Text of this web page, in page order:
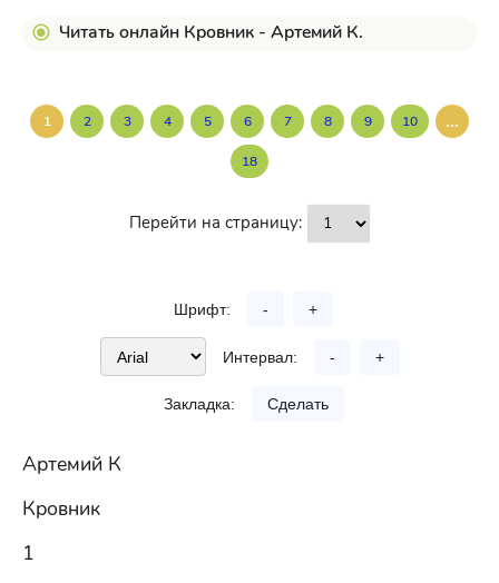
Читать онлайн Кровник - Артемий К.
1 2 3 4 5 6 7 8 9 10 ...
18
Перейти на страницу:
Шрифт: - +
Интервал: - +
Закладка: Сделать
Артемий К
Кровник
1